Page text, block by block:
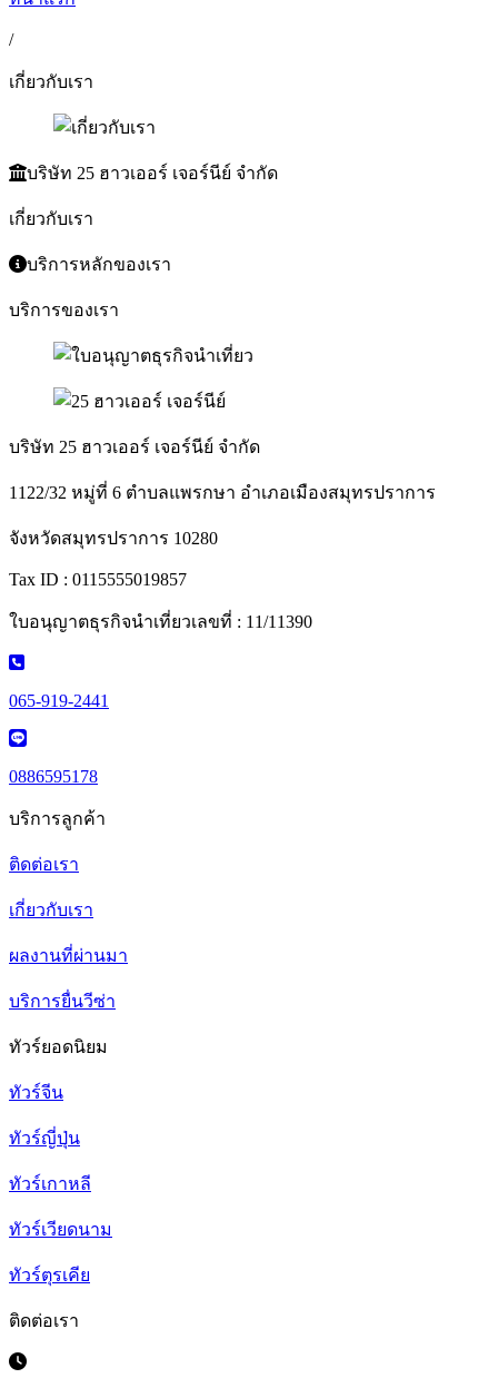
/
เกี่ยวกับเรา
บริษัท 25 ฮาวเออร์ เจอร์นีย์ จำกัด
เกี่ยวกับเรา
บริการหลักของเรา
บริการของเรา
บริษัท 25 ฮาวเออร์ เจอร์นีย์ จำกัด
1122/32 หมู่ที่ 6 ตำบลแพรกษา อำเภอเมืองสมุทรปราการ
จังหวัดสมุทรปราการ 10280
Tax ID : 0115555019857
ใบอนุญาตธุรกิจนำเที่ยวเลขที่ : 11/11390
065-919-2441
0886595178
บริการลูกค้า
ติดต่อเรา
เกี่ยวกับเรา
ผลงานที่ผ่านมา
บริการยื่นวีซ่า
ทัวร์ยอดนิยม
ทัวร์จีน
ทัวร์ญี่ปุ่น
ทัวร์เกาหลี
ทัวร์เวียดนาม
ทัวร์ตุรเคีย
ติดต่อเรา